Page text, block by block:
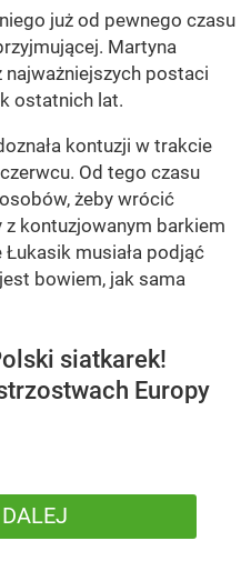
już od pewnego czasu
Martyna
postaci
ostatnich lat.
kontuzji w trakcie
Od tego czasu
żeby wrócić
kontuzjowanym barkiem
Łukasik musiała podjąć
bowiem, jak sama
siatkarek!
Europy